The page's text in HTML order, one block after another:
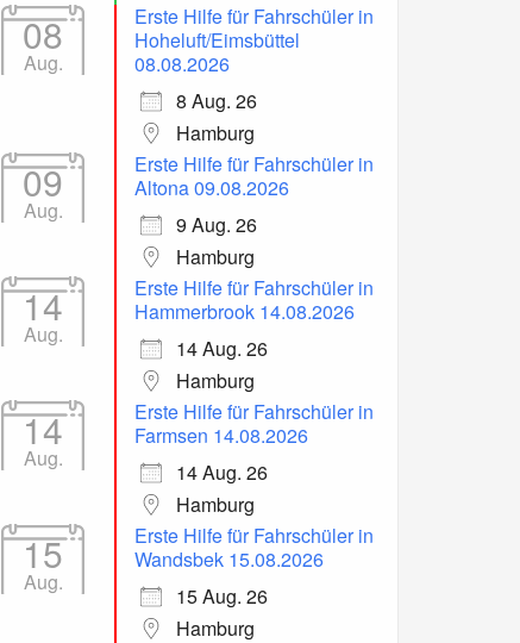
08
Aug.
Erste Hilfe für Fahrschüler in
Hoheluft/Eimsbüttel
08.08.2026
8 Aug. 26
Hamburg
09
Aug.
Erste Hilfe für Fahrschüler in
Altona 09.08.2026
9 Aug. 26
Hamburg
14
Aug.
Erste Hilfe für Fahrschüler in
Hammerbrook 14.08.2026
14 Aug. 26
Hamburg
14
Aug.
Erste Hilfe für Fahrschüler in
Farmsen 14.08.2026
14 Aug. 26
Hamburg
15
Aug.
Erste Hilfe für Fahrschüler in
Wandsbek 15.08.2026
15 Aug. 26
Hamburg